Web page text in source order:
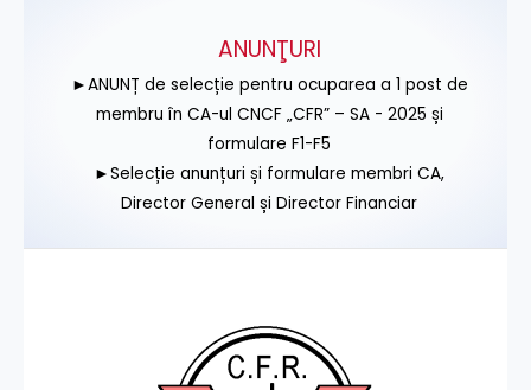
ANUNŢURI
►ANUNȚ de selecție pentru ocuparea a 1 post de
membru în CA-ul CNCF „CFR” – SA - 2025 și
formulare F1-F5
►Selecție anunțuri și formulare membri CA,
Director General și Director Financiar